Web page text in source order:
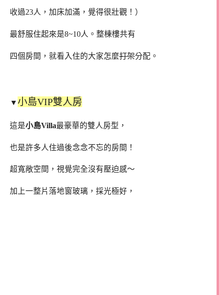
收過23人，加床加滿，覺得很壯觀！）
最舒服住起來是8~10人。整棟樓共有
四個房間，就看入住的大家怎麼打架分配。
▼小島VIP雙人房
這是小島Villa最豪華的雙人房型，
也是許多人住過後念念不忘的房間！
超寬敞空間，視覺完全沒有壓迫感～
加上一整片落地窗玻璃，採光極好，